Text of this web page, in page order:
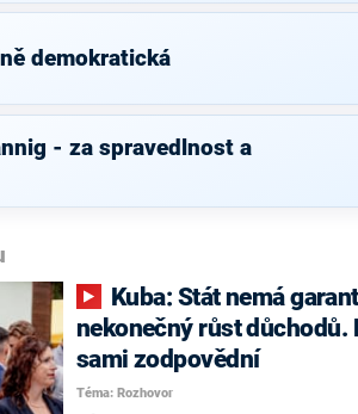
demokratická
- za spravedlnost a
nekonečný růst důchodů.
sami zodpovědní
Téma: Rozhovor